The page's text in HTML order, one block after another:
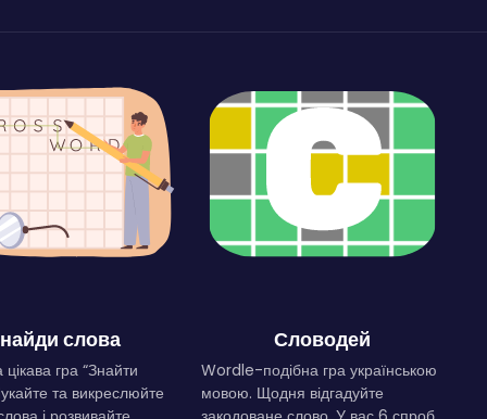
слова
гра “Знайти
та викреслюйте
Словодей
Wordle-подібна гра українською
мовою. Щодня відгадуйте